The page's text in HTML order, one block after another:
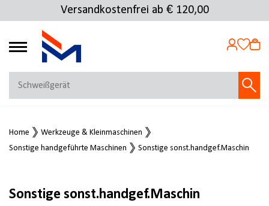
Versandkostenfrei ab € 120,00
4.72
MEIN KONTO
Jetzt anmelden
Home
Werkzeuge & Kleinmaschinen
Sonstige handgeführte Maschinen
Sonstige sonst.handgef.Maschin
Sonstige sonst.handgef.Maschin